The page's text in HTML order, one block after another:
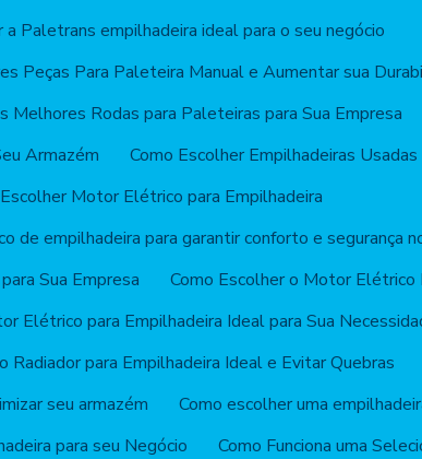
a Paletrans empilhadeira ideal para o seu negócio
Peças Para Paleteira Manual e Aumentar sua
Melhores Rodas para Paleteiras para Sua Empresa
Armazém
Como Escolher Empilhadeiras
Motor Elétrico para Empilhadeira
de empilhadeira para garantir conforto e segurança
Sua Empresa
Como Escolher o Motor Elétrico
Elétrico para Empilhadeira Ideal para Sua
Radiador para Empilhadeira Ideal e Evitar Quebras
seu armazém
Como escolher uma
para seu Negócio
Como Funciona uma